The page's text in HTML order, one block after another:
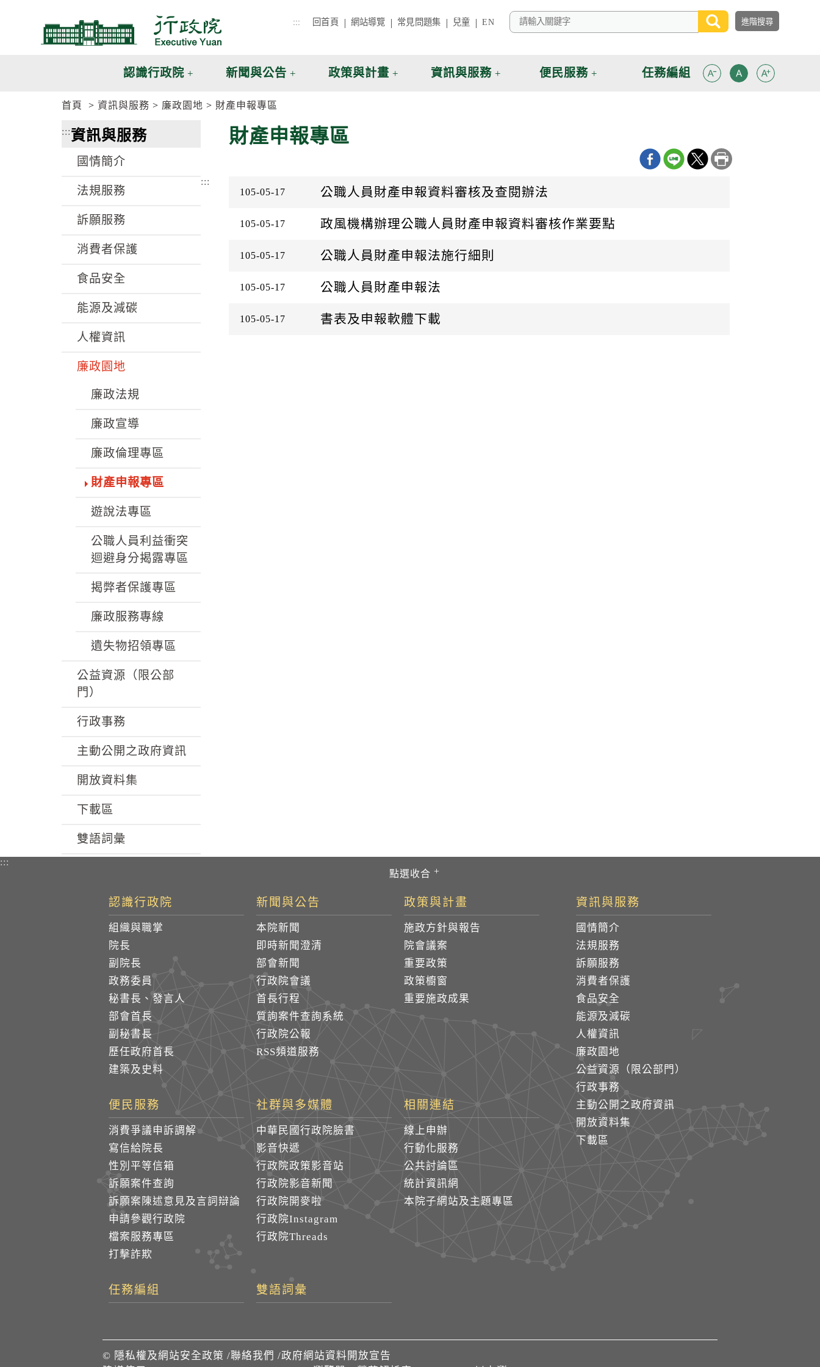
::: 回首頁 網站導覽 常見問題集 兒童 EN
認識行政院 新聞與公告 政策與計畫 資訊與服務 便民服務 任務編組
首頁 資訊與服務 廉政園地 財產申報專區
:::資訊與服務
國情簡介
法規服務
訴願服務
消費者保護
食品安全
能源及減碳
人權資訊
廉政園地
廉政法規
廉政宣導
廉政倫理專區
財產申報專區
遊說法專區
公職人員利益衝突
迴避身分揭露專區
揭弊者保護專區
廉政服務專線
遺失物招領專區
公益資源（限公部
門）
行政事務
主動公開之政府資訊
開放資料集
下載區
雙語詞彙
財產申報專區
:::
公職人員財產申報資料審核及查閱辦法
105-05-17
政風機構辦理公職人員財產申報資料審核作業要點
105-05-17
公職人員財產申報法施行細則
105-05-17
公職人員財產申報法
105-05-17
書表及申報軟體下載
105-05-17
:::
認識行政院
組織與職掌
院長
副院長
政務委員
秘書長、發言人
部會首長
副秘書長
歷任政府首長
建築及史料
新聞與公告
本院新聞
即時新聞澄清
部會新聞
行政院會議
首長行程
質詢案件查詢系統
行政院公報
RSS頻道服務
政策與計畫
施政方針與報告
院會議案
重要政策
政策櫥窗
重要施政成果
資訊與服務
國情簡介
法規服務
訴願服務
消費者保護
食品安全
能源及減碳
人權資訊
廉政園地
公益資源（限公部門）
行政事務
主動公開之政府資訊
開放資料集
下載區
便民服務
消費爭議申訴調解
寫信給院長
性別平等信箱
訴願案件查詢
訴願案陳述意見及言詞辯論
申請參觀行政院
檔案服務專區
打擊詐欺
社群與多媒體
中華民國行政院臉書
影音快遞
行政院政策影音站
行政院影音新聞
行政院開麥啦
行政院Instagram
行政院Threads
相關連結
線上申辦
行動化服務
公共討論區
統計資訊網
本院子網站及主題專區
任務編組 雙語詞彙
© 隱私權及網站安全政策 /聯絡我們 /政府網站資料開放宣告